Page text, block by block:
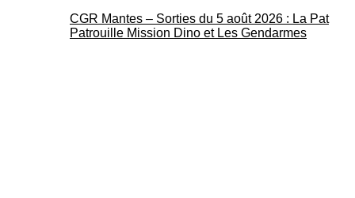
CGR Mantes – Sorties du 5 août 2026 : La Pat
Patrouille Mission Dino et Les Gendarmes